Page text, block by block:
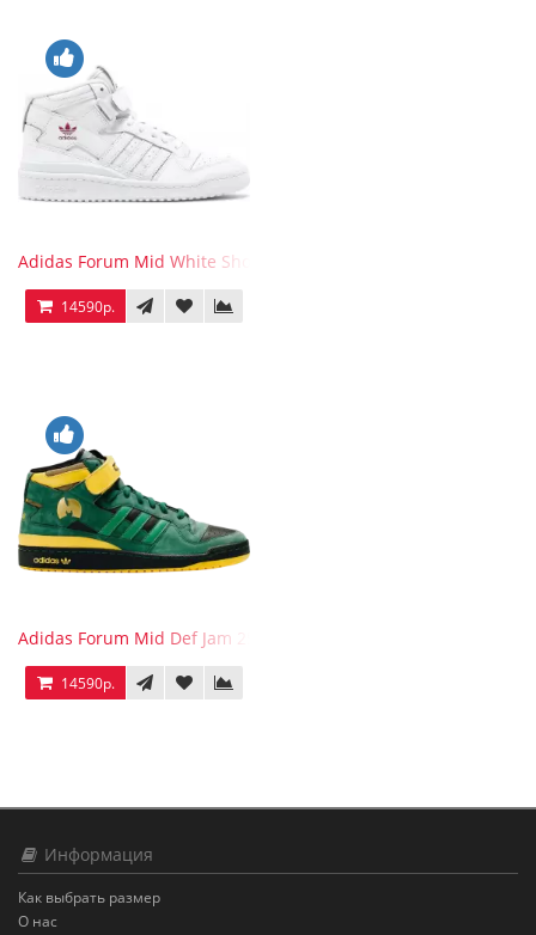
Adidas Forum Mid White Shock Pink
14590р.
Adidas Forum Mid Def Jam 25th Anniversary
14590р.
Информация
Как выбрать размер
О нас